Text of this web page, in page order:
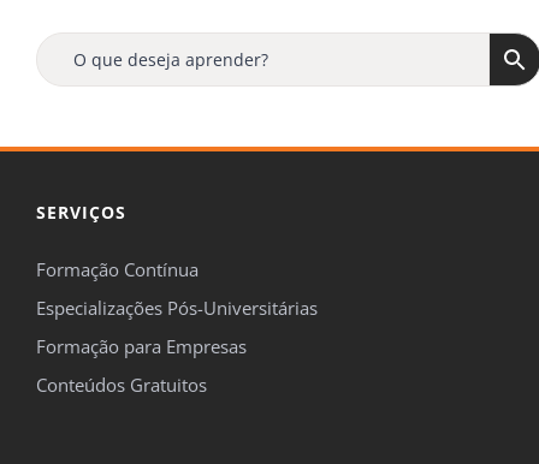
SERVIÇOS
Formação Contínua
Especializações Pós-Universitárias
Formação para Empresas
Conteúdos Gratuitos